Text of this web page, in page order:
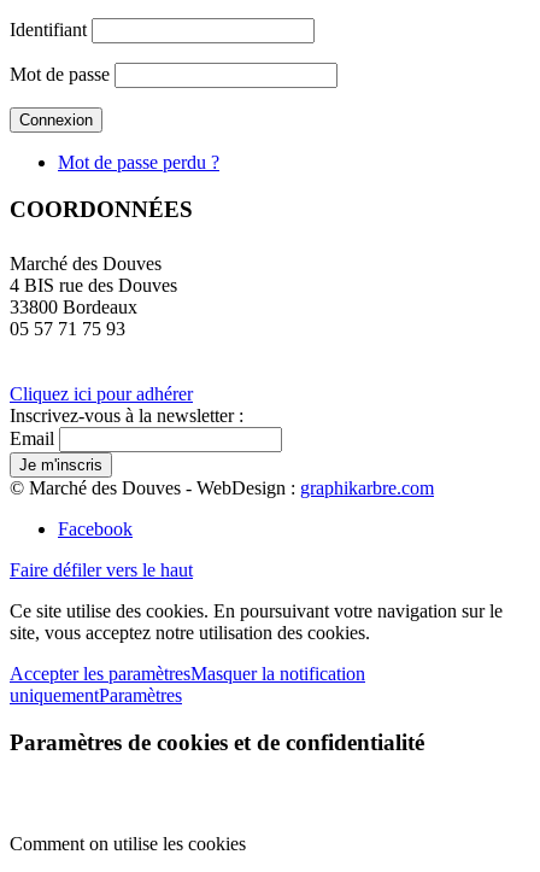
Identifiant
Mot de passe
Mot de passe perdu ?
COORDONNÉES
Marché des Douves
4 BIS rue des Douves
33800 Bordeaux
05 57 71 75 93
Cliquez ici pour adhérer
Inscrivez-vous à la newsletter :
Email
© Marché des Douves - WebDesign : graphikarbre.com
Facebook
Faire défiler vers le haut
Ce site utilise des cookies. En poursuivant votre navigation sur le
site, vous acceptez notre utilisation des cookies.
Accepter les paramètresMasquer la notification
uniquementParamètres
Paramètres de cookies et de confidentialité
Comment on utilise les cookies